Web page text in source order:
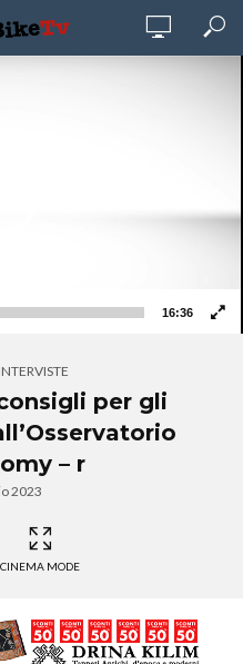
16:36
INTERVISTE
per gli
– r
2023
CINEMA MODE